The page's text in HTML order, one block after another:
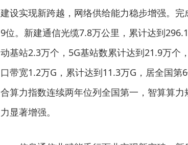
建设实现新跨越，网络供给能力稳步增强。
9位。新建通信光缆7.8万公里，累计达到
动基站2.3万个，5G基站数累计达到21.9万个
口带宽1.2万G，累计达到11.3万G，居全国
合算力指数连续两年位列全国第一，智算算
力显著增强。